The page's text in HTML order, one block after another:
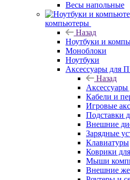
Весы напольные
компьютеры
Назад
Ноутбуки и
Моноблоки
Ноутбуки
Аксессуары для
Назад
Кабели и
Игровые
Подставки
Внешние
Зарядные
Клавиатуры
Коврики
Мыши
Внешние